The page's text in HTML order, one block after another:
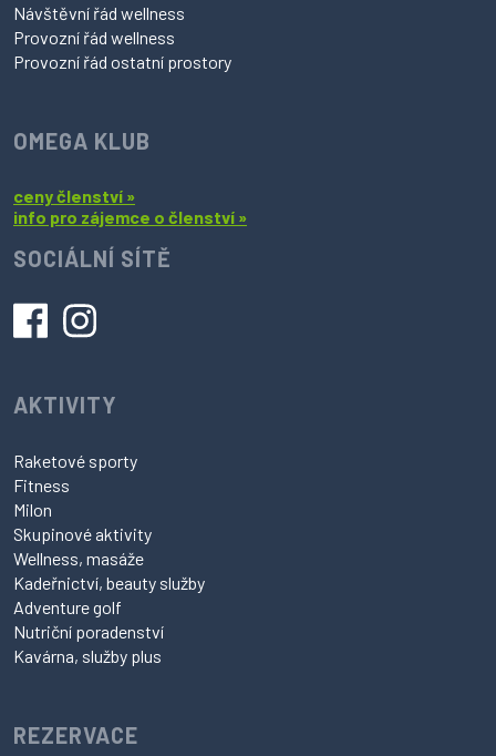
Návštěvní řád wellness
Provozní řád wellness
Provozní řád ostatní prostory
OMEGA KLUB
ceny členství »
info pro zájemce o členství »
SOCIÁLNÍ SÍTĚ
AKTIVITY
Raketové sporty
Fitness
Milon
Skupinové aktivity
Wellness, masáže
Kadeřnictví, beauty služby
Adventure golf
Nutriční poradenství
Kavárna, služby plus
REZERVACE